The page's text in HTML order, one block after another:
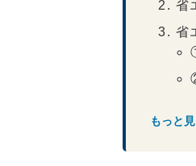
2. 省
3. 省
もっと